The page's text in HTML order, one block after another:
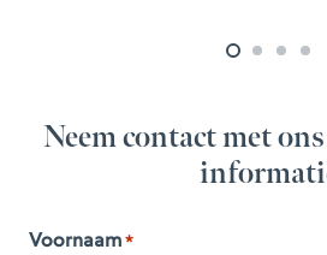
Neem contact met
Voornaam *